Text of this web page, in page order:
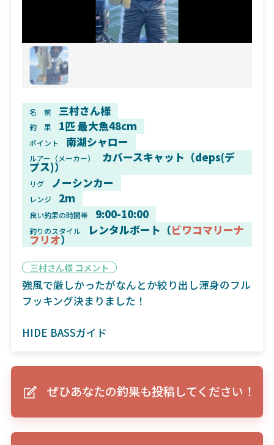
名 前 三村さん様
釣 果 1匹 最大魚48cm
ポイント 南湖シャロー
ルアー（メーカー） カバースキャット（deps(デ
プス)）
リグ ノーシンカー
レンジ 2m
良い釣果の時間帯 9:00-10:00
釣りのスタイル レンタルボート（ビワコマリーナ
フリオ）
三村さん様 コメント
強風で厳しかったがなんとか絞り出し渾身のフル
フッキング決まりました！
HIDE BASSガイド
ぜひあなたの釣果も投稿してください！